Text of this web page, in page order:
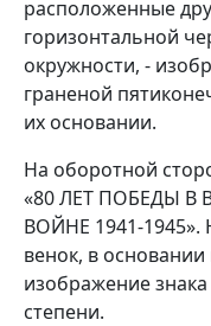
расположенные
горизонтальной
окружности, -
граненой
их основании.
На оборотной
«80 ЛЕТ ПОБЕДЫ В
ВОЙНЕ 1941-1945».
венок, в
изображение
степени.